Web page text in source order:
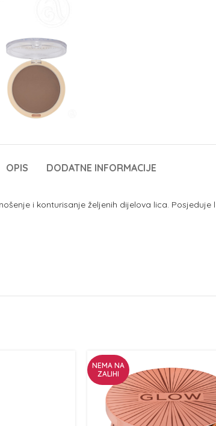
OPIS DODATNE INFORMACIJE
i konturisanje željenih dijelova lica.
NEMA NA
ZALIHI